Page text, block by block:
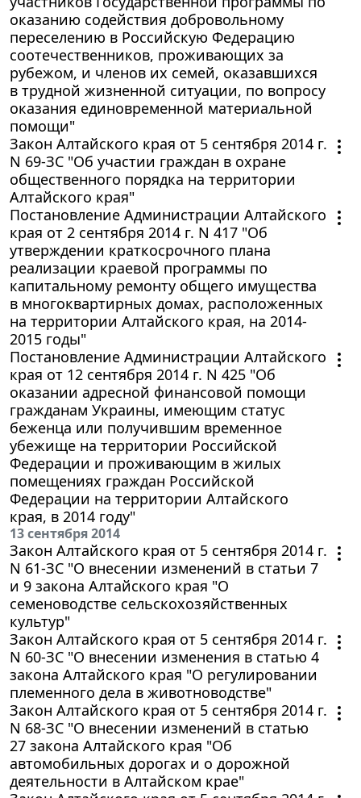
оказанию содействия добровольному
переселению в Российскую Федерацию
соотечественников, проживающих за
рубежом, и членов их семей, оказавшихся
в трудной жизненной ситуации, по вопросу
оказания единовременной материальной
помощи"
Закон Алтайского края от 5 сентября 2014 г.
N 69-ЗС "Об участии граждан в охране
общественного порядка на территории
Алтайского края"
Постановление Администрации Алтайского
края от 2 сентября 2014 г. N 417 "Об
утверждении краткосрочного плана
реализации краевой программы по
капитальному ремонту общего имущества
в многоквартирных домах, расположенных
на территории Алтайского края, на 2014-
2015 годы"
Постановление Администрации Алтайского
края от 12 сентября 2014 г. N 425 "Об
оказании адресной финансовой помощи
гражданам Украины, имеющим статус
беженца или получившим временное
убежище на территории Российской
Федерации и проживающим в жилых
помещениях граждан Российской
Федерации на территории Алтайского
края, в 2014 году"
13 сентября 2014
Закон Алтайского края от 5 сентября 2014 г.
N 61-ЗС "О внесении изменений в статьи 7
и 9 закона Алтайского края "О
семеноводстве сельскохозяйственных
культур"
Закон Алтайского края от 5 сентября 2014 г.
N 60-ЗС "О внесении изменения в статью 4
закона Алтайского края "О регулировании
племенного дела в животноводстве"
Закон Алтайского края от 5 сентября 2014 г.
N 68-ЗС "О внесении изменений в статью
27 закона Алтайского края "Об
автомобильных дорогах и о дорожной
деятельности в Алтайском крае"